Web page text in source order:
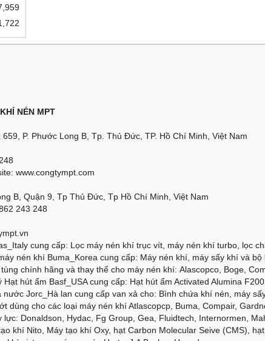
NÉN MPT
P. Phước Long B, Tp. Thủ Đức, TP. Hồ Chí Minh, Việt Nam
www.congtympt.com
B, Quận 9, Tp Thủ Đức, Tp Hồ Chí Minh, Việt Nam
243 248
cung cấp: Lọc máy nén khí trục vít, máy nén khí turbo, lọc
nén khí Buma_Korea cung cấp: Máy nén khí, máy sấy khí và bộ
chính hãng và thay thế cho máy nén khí: Alascopco, Boge,
hút ẩm Basf_USA cung cấp: Hạt hút ẩm Activated Alumina
Jorc_Hà lan cung cấp van xả cho: Bình chứa khí nén, máy
dùng cho các loại máy nén khí Atlascopcp, Buma, Compair,
Donaldson, Hydac, Fg Group, Gea, Fluidtech, Internormen,
khí Nito, Máy tạo khí Oxy, hạt Carbon Molecular Seive (CMS), hạt